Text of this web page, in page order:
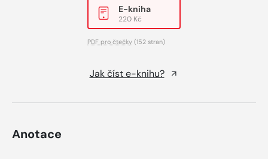
E-kniha
220 Kč
PDF pro čtečky (152 stran)
Jak číst e-knihu?
Anotace